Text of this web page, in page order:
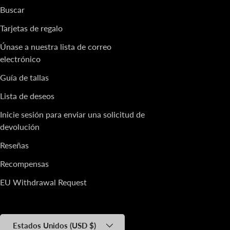
Buscar
Tarjetas de regalo
Únase a nuestra lista de correo
electrónico
Guía de tallas
Lista de deseos
Inicie sesión para enviar una solicitud de
devolución
Reseñas
Recompensas
EU Withdrawal Request
País/Región
Estados Unidos (USD $)